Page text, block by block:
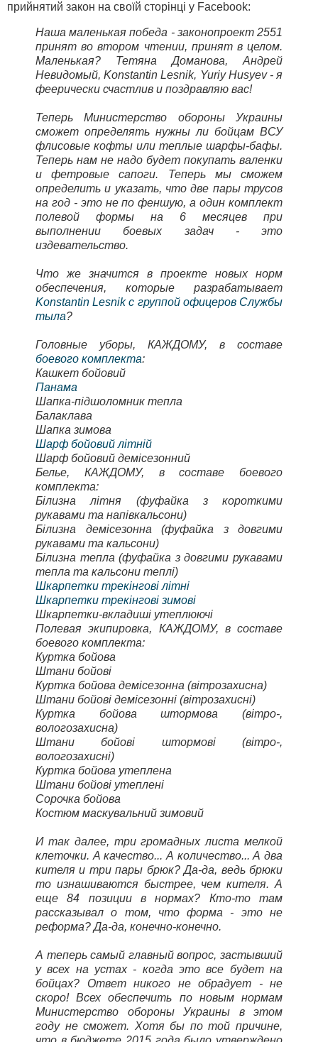
прийнятий закон на своїй сторінці у Facebook:
Наша маленькая победа - законопроект 2551
принят во втором чтении, принят в целом.
Маленькая? Тетяна Доманова, Андрей
Невидомый, Konstantin Lesnik, Yuriy Husyev - я
феерически счастлив и поздравляю вас!
Теперь Министерство обороны Украины
сможет определять нужны ли бойцам ВСУ
флисовые кофты или теплые шарфы-бафы.
Теперь нам не надо будет покупать валенки
и фетровые сапоги. Теперь мы сможем
определить и указать, что две пары трусов
на год - это не по феншую, а один комплект
полевой формы на 6 месяцев при
выполнении боевых задач - это
издевательство.
Что же значится в проекте новых норм
обеспечения, которые разрабатывает
Konstantin Lesnik с группой офицеров Службы
тыла?
Головные уборы, КАЖДОМУ, в составе
боевого комплекта:
Кашкет бойовий
Панама
Шапка-підшоломник тепла
Балаклава
Шапка зимова
Шарф бойовий літній
Шарф бойовий демісезонний
Белье, КАЖДОМУ, в составе боевого
комплекта:
Білизна літня (фуфайка з короткими
рукавами та напівкальсони)
Білизна демісезонна (фуфайка з довгими
рукавами та кальсони)
Білизна тепла (фуфайка з довгими рукавами
тепла та кальсони теплі)
Шкарпетки трекінгові літні
Шкарпетки трекінгові зимові
Шкарпетки-вкладиші утеплюючі
Полевая экипировка, КАЖДОМУ, в составе
боевого комплекта:
Куртка бойова
Штани бойові
Куртка бойова демісезонна (вітрозахисна)
Штани бойові демісезонні (вітрозахисні)
Куртка бойова штормова (вітро-,
вологозахисна)
Штани бойові штормові (вітро-,
вологозахисні)
Куртка бойова утеплена
Штани бойові утеплені
Сорочка бойова
Костюм маскувальний зимовий
И так далее, три громадных листа мелкой
клеточки. А качество... А количество... А два
кителя и три пары брюк? Да-да, ведь брюки
то изнашиваются быстрее, чем кителя. А
еще 84 позиции в нормах? Кто-то там
рассказывал о том, что форма - это не
реформа? Да-да, конечно-конечно.
А теперь самый главный вопрос, застывший
у всех на устах - когда это все будет на
бойцах? Ответ никого не обрадует - не
скоро! Всех обеспечить по новым нормам
Министерство обороны Украины в этом
году не сможет. Хотя бы по той причине,